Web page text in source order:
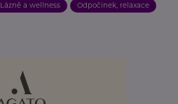
Lázně a wellness Odpočinek, relaxace